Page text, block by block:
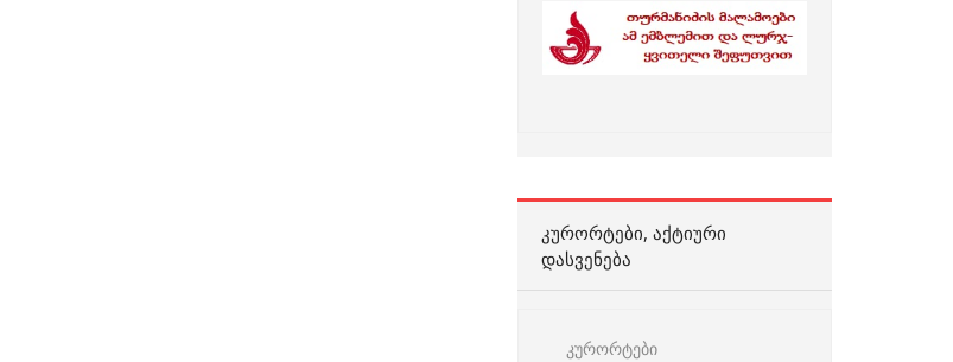
ᲙᲣᲠᲝᲠᲢᲔᲑᲘ, ᲐᲥᲢᲘᲣᲠᲘ
ᲓᲐᲡᲕᲔᲜᲔᲑᲐ
კურორტები